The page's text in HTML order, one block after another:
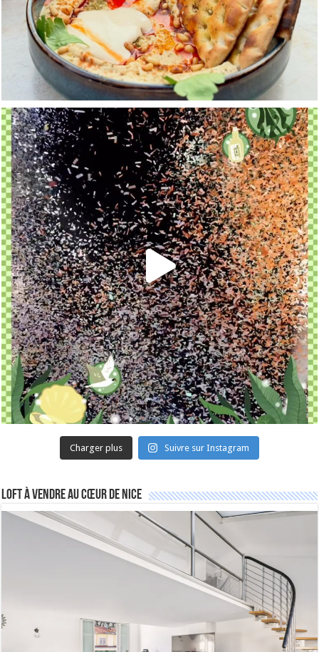
Charger plus Suivre sur Instagram
Loft à vendre au cœur de Nice